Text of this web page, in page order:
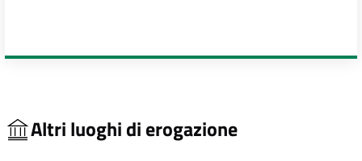
Altri luoghi di erogazione